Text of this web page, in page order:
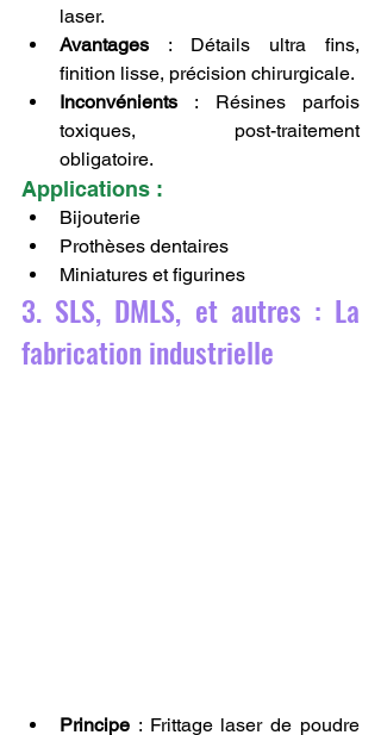
laser.
Avantages : Détails ultra fins,
finition lisse, précision chirurgicale.
Inconvénients : Résines parfois
toxiques, post-traitement
obligatoire.
Applications :
Bijouterie
Prothèses dentaires
Miniatures et figurines
3. SLS, DMLS, et autres : La
fabrication industrielle
Principe : Frittage laser de poudre